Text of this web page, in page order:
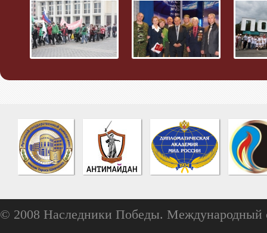
© 2008 Наследники Победы. Международный